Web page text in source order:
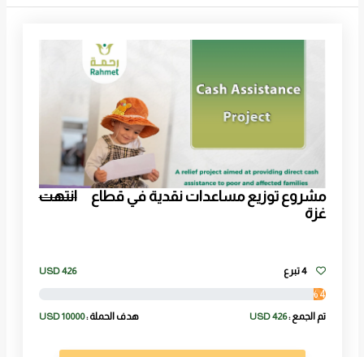
مشروع توزيع مساعدات نقدية في قطاع
غزة
انتهت
4 تبرع 426
USD
4 %
تم الجمع :426 USD هدف الحملة :10000 USD